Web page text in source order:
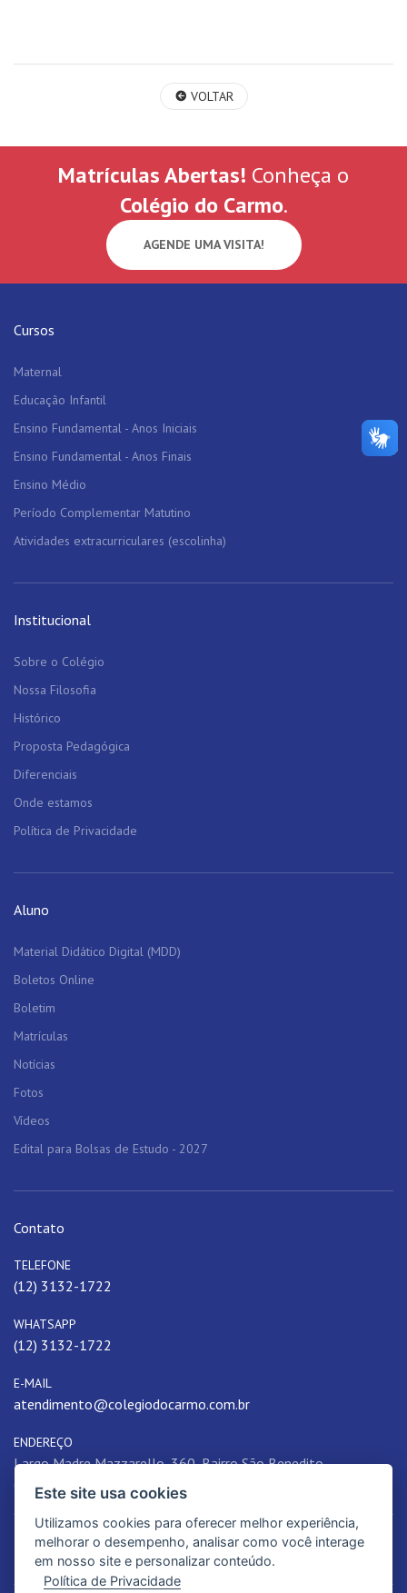
VOLTAR
Matrículas Abertas! Conheça o
Colégio do Carmo.
AGENDE UMA VISITA!
Cursos
Maternal
Educação Infantil
Ensino Fundamental - Anos Iniciais
Ensino Fundamental - Anos Finais
Ensino Médio
Período Complementar Matutino
Atividades extracurriculares (escolinha)
Institucional
Sobre o Colégio
Nossa Filosofia
Histórico
Proposta Pedagógica
Diferenciais
Onde estamos
Política de Privacidade
Aluno
Material Didático Digital (MDD)
Boletos Online
Boletim
Matrículas
Notícias
Fotos
Vídeos
Edital para Bolsas de Estudo - 2027
Contato
TELEFONE
(12) 3132-1722
WHATSAPP
(12) 3132-1722
E-MAIL
atendimento@colegiodocarmo.com.br
ENDEREÇO
Largo Madre Mazzarello, 360, Bairro São Benedito,
Guaratinguetá, SP, 12502-051, Brasil
Este site usa cookies
Utilizamos cookies para oferecer melhor experiência,
melhorar o desempenho, analisar como você interage
em nosso site e personalizar conteúdo.
Política de Privacidade